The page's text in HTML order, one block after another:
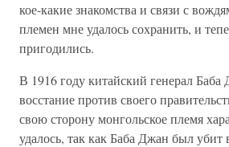
кое-какие знакомства и связи с
племен мне удалось сохранить, и
пригодились.
В 1916 году китайский генерал
восстание против своего
свою сторону монгольское племя
удалось, так как Баба Джан был